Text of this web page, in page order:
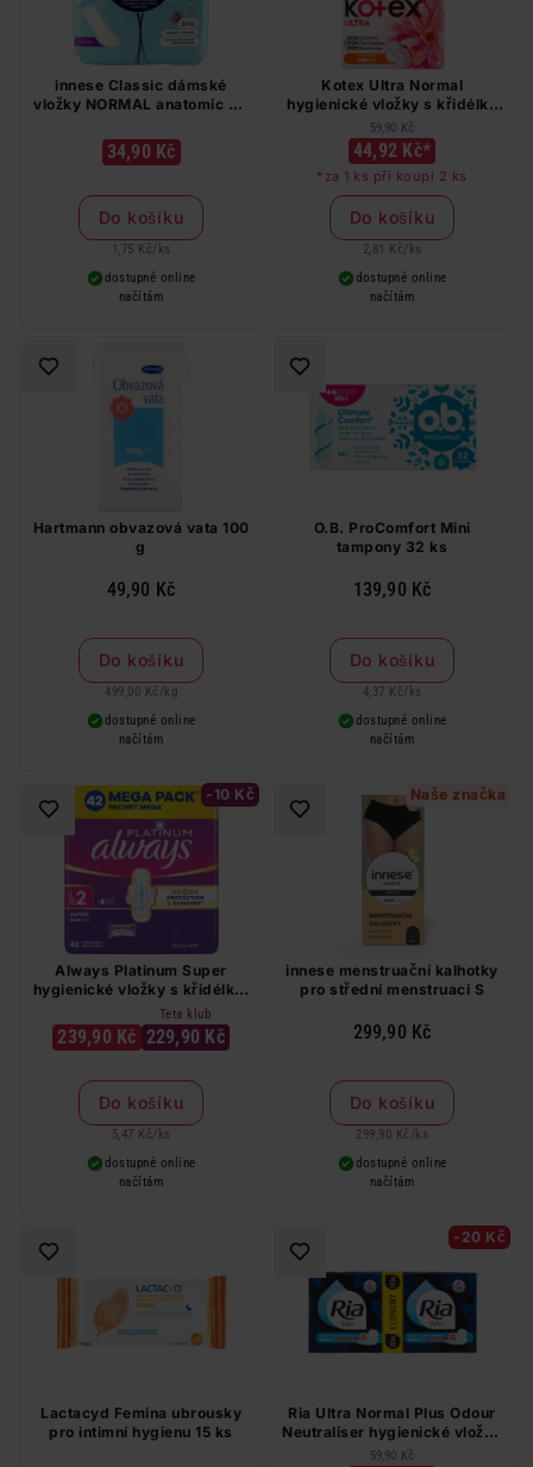
innese Classic dámské
vložky NORMAL anatomic 20
34,90 Kč
Do košíku
1,75 Kč/ ks
dostupné online
načítám
Kotex Ultra Normal
hygienické vložky s křidélky
16 ks
59,90 Kč
44,92 Kč*
*za 1 ks při koupi 2 ks
Do košíku
2,81 Kč/ ks
dostupné online
načítám
Hartmann obvazová vata 100
g
49,90 Kč
Do košíku
499,00 Kč / kg
dostupné online
načítám
O.B. ProComfort Mini
tampony 32 ks
139,90 Kč
Do košíku
4,37 Kč/ ks
dostupné online
načítám
-10 Kč
Always Platinum Super
hygienické vložky s křidélky,
velikost 2, 42 ks
239,90 Kč
Teta klub
229,90 Kč
Do košíku
5,47 Kč/ ks
dostupné online
načítám
Naše značka
innese menstruační kalhotky
pro střední menstruaci S
299,90 Kč
Do košíku
299,90 Kč / ks
dostupné online
načítám
Lactacyd Femina ubrousky
pro intimní hygienu 15 ks
-20 Kč
Ria Ultra Normal Plus Odour
Neutraliser hygienické vložky
s křidélky 18 ks
59,90 Kč